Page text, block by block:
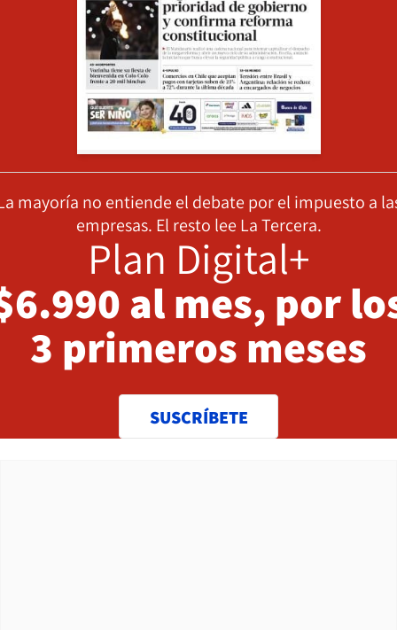
mayoría no entiende el debate por el impuesto a
empresas. El resto lee La Tercera.
Plan Digital+
al mes, por
3 primeros meses
SUSCRÍBETE